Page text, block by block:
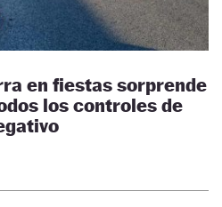
en fiestas sorprende
los controles de